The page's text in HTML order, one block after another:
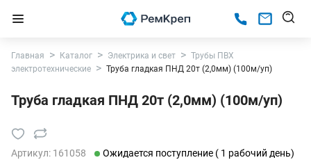
Главная Каталог Электрика и свет
Трубы ПВХ
электротехнические
Труба гладкая ПНД 20т (2,0мм) (100м/уп)
Труба гладкая ПНД 20т (2,0мм) (100м/уп)
Артикул: 161058 Ожидается поступление ( 1 рабочий день)